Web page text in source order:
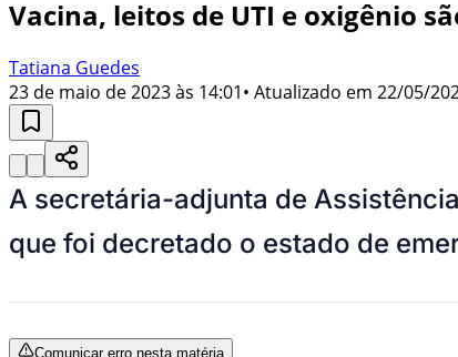
Vacina, leitos de UTI e oxigênio
Tatiana Guedes
23 de maio de 2023 às 14:01• Atualizado em 22/05/
A secretária-adjunta de
que foi decretado o estado de
Comunicar erro nesta matéria